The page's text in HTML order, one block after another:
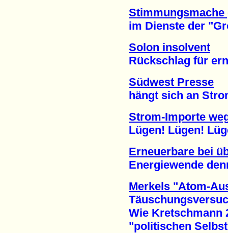
Stimmungsmache
im Dienste der
Solon insolvent
Rückschlag für
Südwest Presse
hängt sich an
Strom-Importe
Lügen! Lügen!
Erneuerbare bei
Energiewende
Merkels "Atom-
Wie Kretschmann
"politischen